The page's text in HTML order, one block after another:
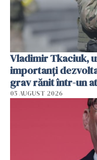
Vladimir Tkaciuk,
importanți
grav rănit într-un
05 AUGUST 2026